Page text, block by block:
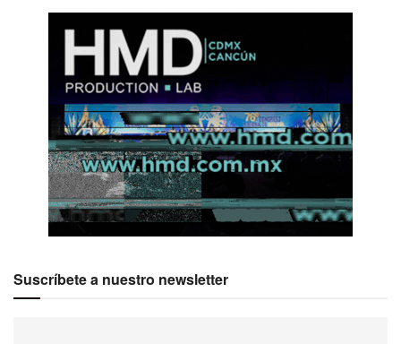
Suscríbete a nuestro newsletter